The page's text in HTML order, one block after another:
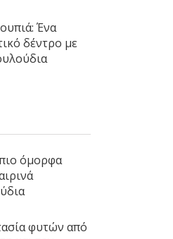
Ένα
δέντρο με
όμορφα
φυτών από